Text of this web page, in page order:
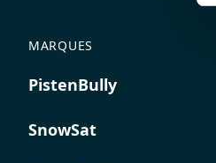
MARQUES
PistenBully
SnowSat